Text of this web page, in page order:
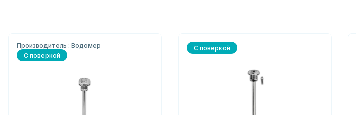
Производитель : Водомер
С поверкой
С поверкой